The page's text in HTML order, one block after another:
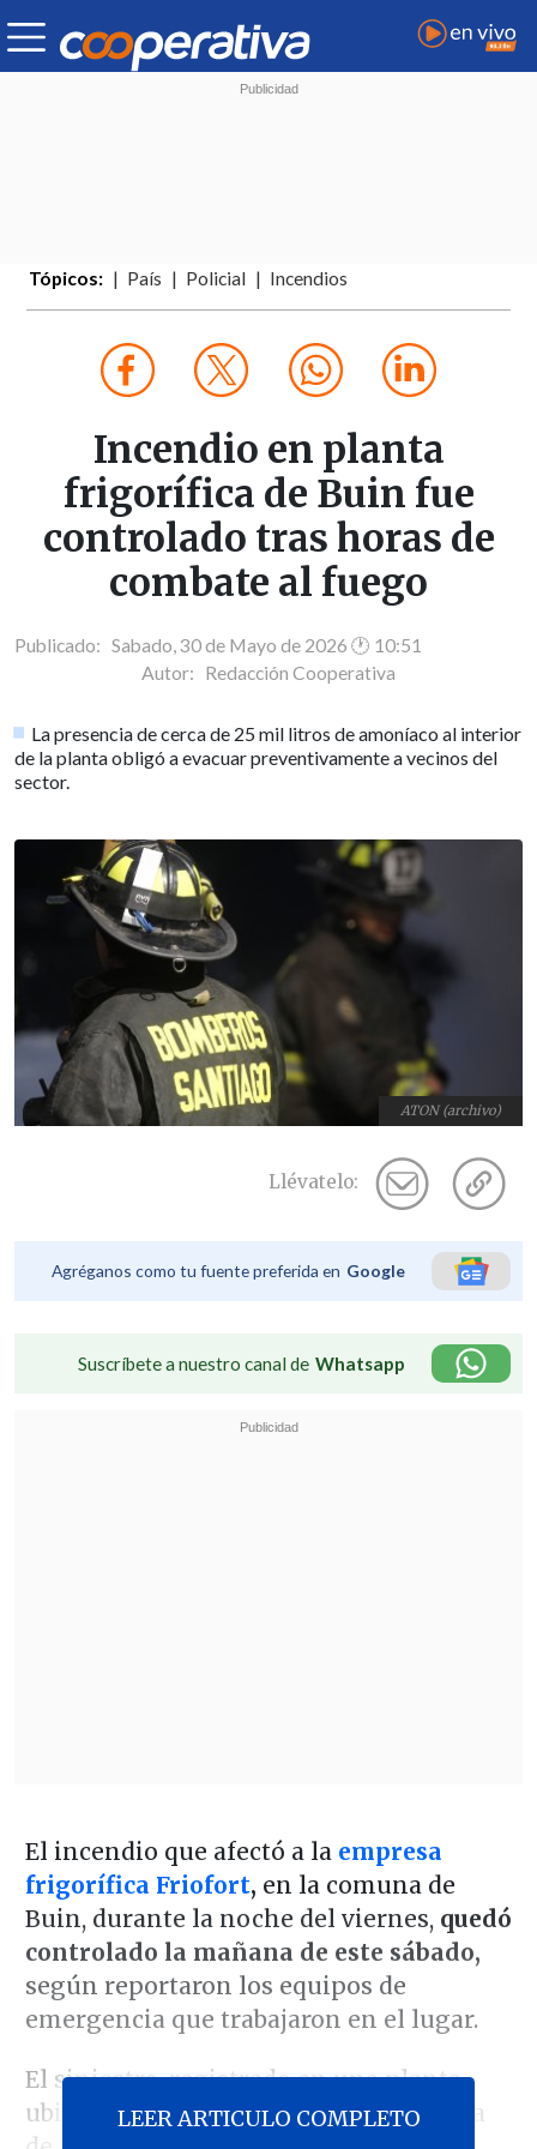
Tópicos: País Policial Incendios
Incendio en planta
frigorífica de Buin fue
controlado tras horas de
combate al fuego
Publicado: Sabado, 30 de Mayo de 2026 🕐 10:51
Autor: Redacción Cooperativa
La presencia de cerca de 25 mil litros de amoníaco al interior
de la planta obligó a evacuar preventivamente a vecinos del
sector.
ATON (archivo)
Llévatelo:
Agréganos como tu fuente preferida en Google
Suscríbete a nuestro canal de Whatsapp
El incendio que afectó a la empresa
frigorífica Friofort, en la comuna de
Buin, durante la noche del viernes, quedó
controlado la mañana de este sábado,
según reportaron los equipos de
emergencia que trabajaron en el lugar.
El siniestro, registrado en una planta
ubicada junto a la Ruta 5 Sur, a la altura
LEER ARTICULO COMPLETO